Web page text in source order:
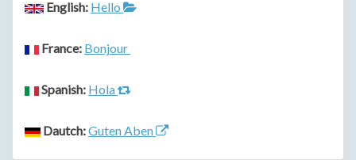
English: Hello
France: Bonjour
Spanish: Hola
Dautch:Guten Aben